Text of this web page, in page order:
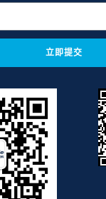
立即提交